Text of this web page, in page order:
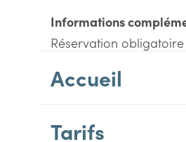
Informations
Réservation
Accueil
Tarifs